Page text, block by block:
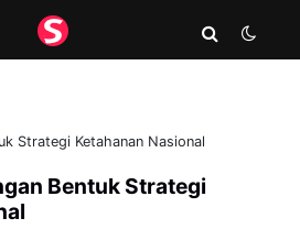
Strategi Ketahanan Nasional
Bentuk Strategi